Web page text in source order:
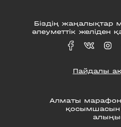
Алматы
қосымшасын
Біздің жаңалықтар
әлеуметтік желіден
Пайдалы